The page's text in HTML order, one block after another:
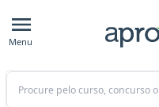
Menu
Buscar